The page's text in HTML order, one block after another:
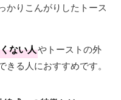
かりこんがりしたトース
ない人やトーストの外
る人におすすめです。